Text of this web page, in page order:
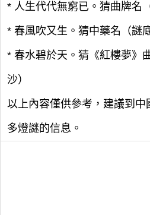
* 人生代代無窮已。猜曲牌名
* 春風吹又生。猜中藥名（謎
* 春水碧於天。猜《紅樓夢》
沙）
以上內容僅供參考，建議到中
多燈謎的信息。